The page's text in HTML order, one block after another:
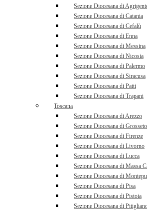
Sezione Diocesana di
Sezione Diocesana di Catania
Sezione Diocesana di Cefalù
Sezione Diocesana di Enna
Sezione Diocesana di Messina
Sezione Diocesana di Nicosia
Sezione Diocesana di Palermo
Sezione Diocesana di Siracusa
Sezione Diocesana di Patti
Sezione Diocesana di Trapani
Toscana
Sezione Diocesana di Arezzo
Sezione Diocesana di Grosseto
Sezione Diocesana di Firenze
Sezione Diocesana di Livorno
Sezione Diocesana di Lucca
Sezione Diocesana di Massa
Sezione Diocesana di
Sezione Diocesana di Pisa
Sezione Diocesana di Pistoia
Sezione Diocesana di